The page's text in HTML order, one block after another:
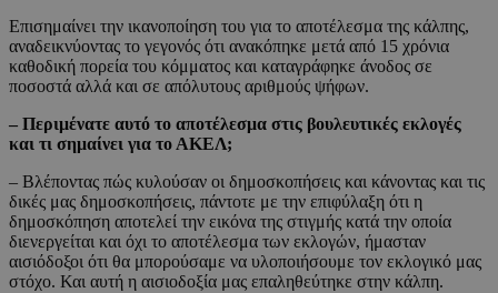
Επισημαίνει την ικανοποίηση του για το αποτέλεσμα της κάλπης,
αναδεικνύοντας το γεγονός ότι ανακόπηκε μετά από 15 χρόνια
καθοδική πορεία του κόμματος και καταγράφηκε άνοδος σε
ποσοστά αλλά και σε απόλυτους αριθμούς ψήφων.
– Περιμένατε αυτό το αποτέλεσμα στις βουλευτικές εκλογές
και τι σημαίνει για το ΑΚΕΛ;
– Βλέποντας πώς κυλούσαν οι δημοσκοπήσεις και κάνοντας και τις
δικές μας δημοσκοπήσεις, πάντοτε με την επιφύλαξη ότι η
δημοσκόπηση αποτελεί την εικόνα της στιγμής κατά την οποία
διενεργείται και όχι το αποτέλεσμα των εκλογών, ήμασταν
αισιόδοξοι ότι θα μπορούσαμε να υλοποιήσουμε τον εκλογικό μας
στόχο. Και αυτή η αισιοδοξία μας επαληθεύτηκε στην κάλπη.